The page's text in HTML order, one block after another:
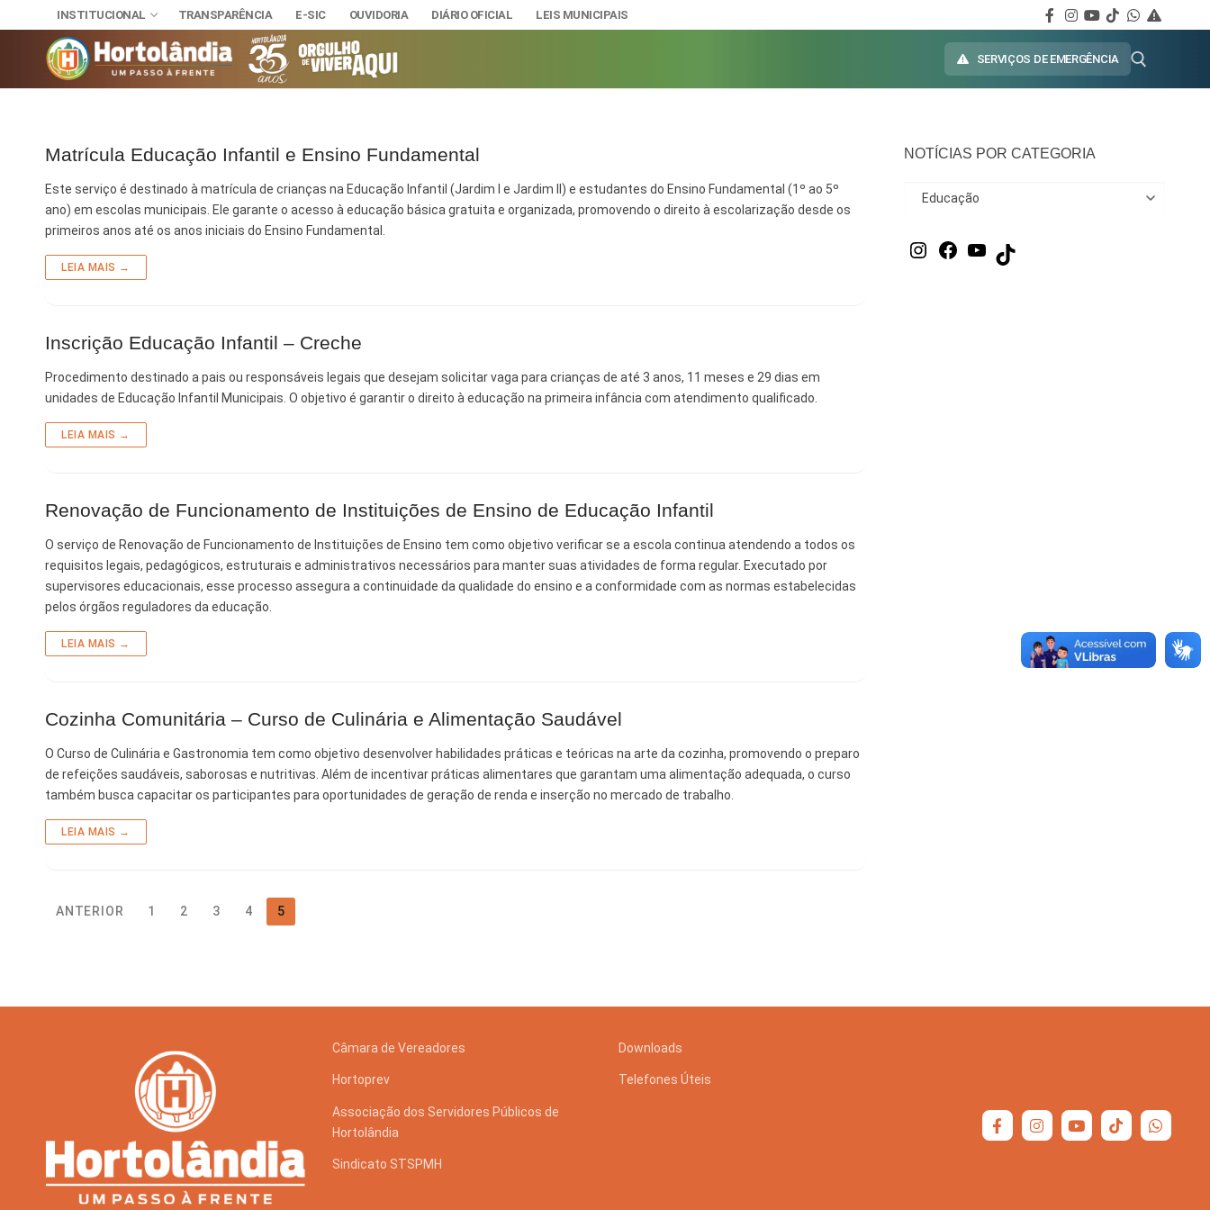
INSTITUCIONAL TRANSPARÊNCIA E-SIC OUVIDORIA DIÁRIO OFICIAL LEIS MUNICIPAIS
SERVIÇOS DE EMERGÊNCIA
INSTITUCIONAL
SECRETARIAS
Administração e Gestão de Pessoal
Esporte e Lazer
Habitação
Inclusão e Desenvolvimento Social
Meio Ambiente, Desenvolvimento Sustentável e Assuntos Climáticos
Saúde
Segurança Pública
Serviços Urbanos
NOSSA CIDADE
Notícias Anteriores a 2024
Matrícula Educação Infantil e Ensino Fundamental
Este serviço é destinado à matrícula de crianças na Educação Infantil (Jardim I e Jardim II) e estudantes do Ensino Fundamental (1º ao 5º
ano) em escolas municipais. Ele garante o acesso à educação básica gratuita e organizada, promovendo o direito à escolarização desde os
primeiros anos até os anos iniciais do Ensino Fundamental.
LEIA MAIS →
Inscrição Educação Infantil – Creche
Procedimento destinado a pais ou responsáveis legais que desejam solicitar vaga para crianças de até 3 anos, 11 meses e 29 dias em
unidades de Educação Infantil Municipais. O objetivo é garantir o direito à educação na primeira infância com atendimento qualificado.
LEIA MAIS →
Renovação de Funcionamento de Instituições de Ensino de Educação Infantil
O serviço de Renovação de Funcionamento de Instituições de Ensino tem como objetivo verificar se a escola continua atendendo a todos os
requisitos legais, pedagógicos, estruturais e administrativos necessários para manter suas atividades de forma regular. Executado por
supervisores educacionais, esse processo assegura a continuidade da qualidade do ensino e a conformidade com as normas estabelecidas
pelos órgãos reguladores da educação.
LEIA MAIS →
Cozinha Comunitária – Curso de Culinária e Alimentação Saudável
O Curso de Culinária e Gastronomia tem como objetivo desenvolver habilidades práticas e teóricas na arte da cozinha, promovendo o preparo
de refeições saudáveis, saborosas e nutritivas. Além de incentivar práticas alimentares que garantam uma alimentação adequada, o curso
também busca capacitar os participantes para oportunidades de geração de renda e inserção no mercado de trabalho.
LEIA MAIS →
ANTERIOR 1 2 3 4 5
NOTÍCIAS POR CATEGORIA
Câmara de Vereadores
Hortoprev
Associação dos Servidores Públicos de
Hortolândia
Sindicato STSPMH
Downloads
Telefones Úteis